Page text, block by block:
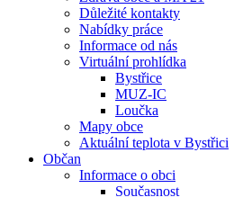
Důležité kontakty
Nabídky práce
Informace od nás
Virtuální prohlídka
Bystřice
MUZ-IC
Loučka
Mapy obce
Aktuální teplota v Bystřici
Občan
Informace o obci
Současnost